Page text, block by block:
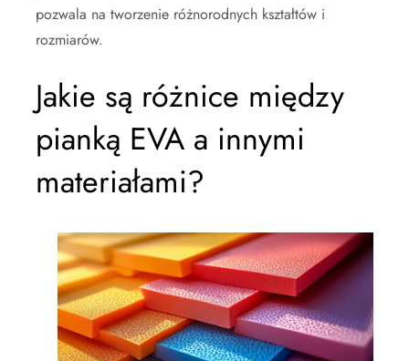
pozwala na tworzenie różnorodnych kształtów i
rozmiarów.
Jakie są różnice między
pianką EVA a innymi
materiałami?